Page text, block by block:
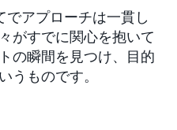
アプローチは一貫し
がすでに関心を抱いて
の瞬間を見つけ、目的
うものです。